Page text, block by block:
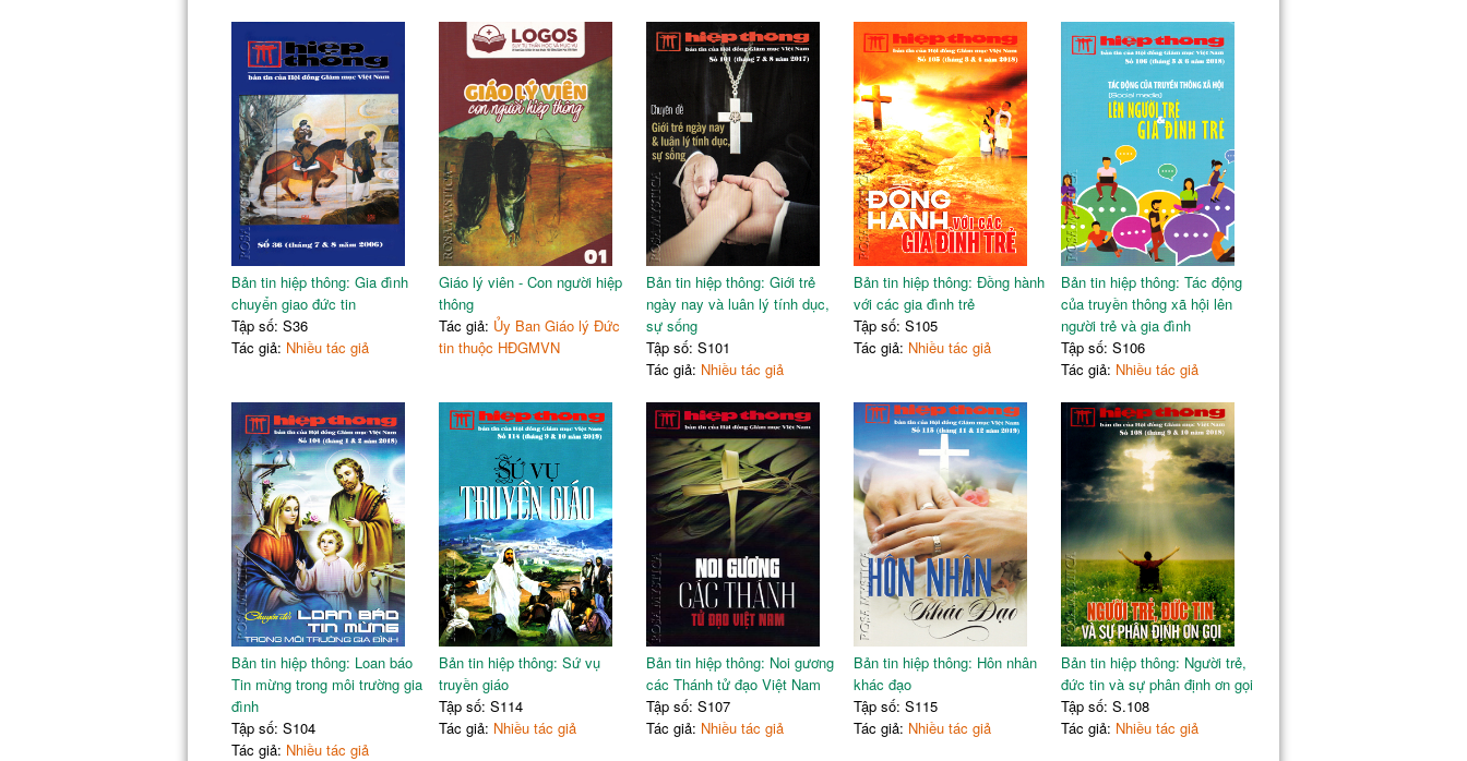
Bản tin hiệp thông: Gia đình
chuyển giao đức tin
Tập số: S36
Tác giả: Nhiều tác giả
Giáo lý viên - Con người hiệp
thông
Tác giả: Ủy Ban Giáo lý Đức
tin thuộc HĐGMVN
Bản tin hiệp thông: Giới trẻ
ngày nay và luân lý tính dục,
sự sống
Tập số: S101
Tác giả: Nhiều tác giả
Bản tin hiệp thông: Đồng hành
với các gia đình trẻ
Tập số: S105
Tác giả: Nhiều tác giả
Bản tin hiệp thông: Tác động
của truyền thông xã hội lên
người trẻ và gia đình
Tập số: S106
Tác giả: Nhiều tác giả
Bản tin hiệp thông: Loan báo
Tin mừng trong môi trường gia
đình
Tập số: S104
Tác giả: Nhiều tác giả
Bản tin hiệp thông: Sứ vụ
truyền giáo
Tập số: S114
Tác giả: Nhiều tác giả
Bản tin hiệp thông: Noi gương
các Thánh tử đạo Việt Nam
Tập số: S107
Tác giả: Nhiều tác giả
Bản tin hiệp thông: Hôn nhân
khác đạo
Tập số: S115
Tác giả: Nhiều tác giả
Bản tin hiệp thông: Người trẻ,
đức tin và sự phân định ơn gọi
Tập số: S.108
Tác giả: Nhiều tác giả